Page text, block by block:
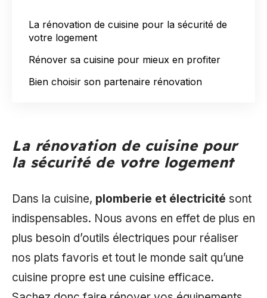
La rénovation de cuisine pour la sécurité de
votre logement
Rénover sa cuisine pour mieux en profiter
Bien choisir son partenaire rénovation
La rénovation de cuisine pour
la sécurité de votre logement
Dans la cuisine, plomberie et électricité sont
indispensables. Nous avons en effet de plus en
plus besoin d’outils électriques pour réaliser
nos plats favoris et tout le monde sait qu’une
cuisine propre est une cuisine efficace.